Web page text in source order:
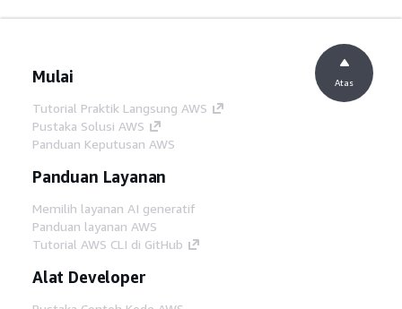
Mulai
Tutorial Praktik Langsung AWS
Pustaka Solusi AWS
Panduan Keputusan AWS
Panduan Layanan
Memilih layanan AI generatif
Panduan layanan AWS
Tutorial AWS CLI di GitHub
Alat Developer
Atas